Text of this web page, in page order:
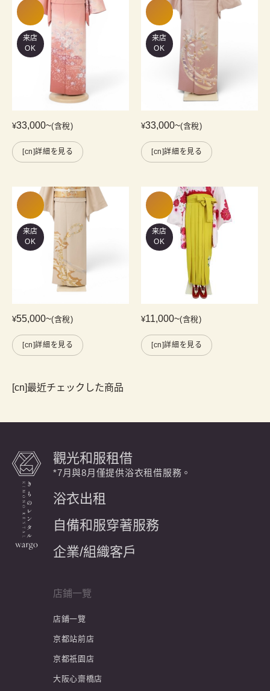
来店
OK
¥33,000~(含稅)
[cn]詳細を見る
来店
OK
¥33,000~(含稅)
[cn]詳細を見る
来店
OK
¥55,000~(含稅)
[cn]詳細を見る
来店
OK
¥11,000~(含稅)
[cn]詳細を見る
[cn]最近チェックした商品
觀光和服租借
*7月與8月僅提供浴衣租借服務。
浴衣出租
自備和服穿著服務
企業/組織客戶
店鋪一覽
店鋪一覽
京都站前店
京都祇園店
大阪心齋橋店